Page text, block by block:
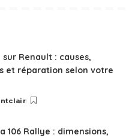
sur Renault : causes,
et réparation selon votre
106 Rallye : dimensions,